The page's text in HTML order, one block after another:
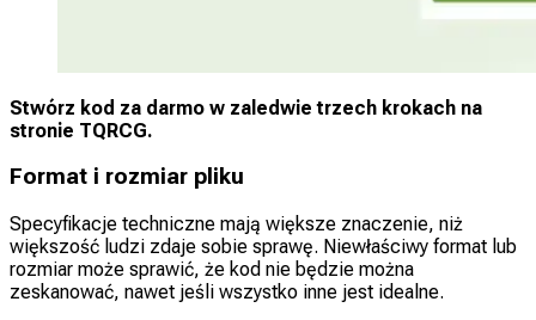
Stwórz kod za darmo w zaledwie trzech krokach na
stronie TQRCG.
Format i rozmiar pliku
Specyfikacje techniczne mają większe znaczenie, niż
większość ludzi zdaje sobie sprawę. Niewłaściwy format lub
rozmiar może sprawić, że kod nie będzie można
zeskanować, nawet jeśli wszystko inne jest idealne.